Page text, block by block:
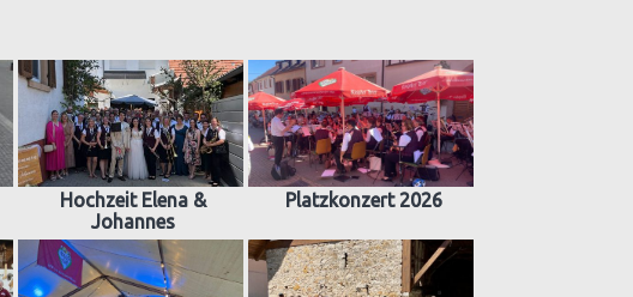
Hochzeit Elena &
Johannes
Platzkonzert 2026